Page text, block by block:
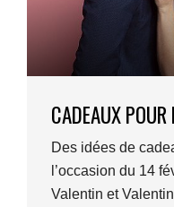
CADEAUX
Des idées de
l’occasion du 14
Valentin et